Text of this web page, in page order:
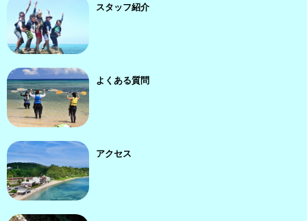
スタッフ紹介
よくある質問
アクセス